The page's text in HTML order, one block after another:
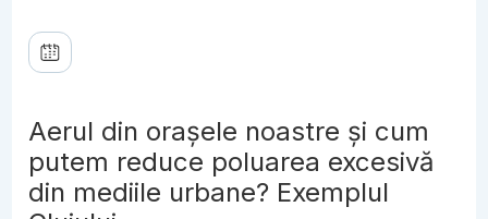
Aerul din orașele noastre și cum
putem reduce poluarea excesivă
din mediile urbane? Exemplul